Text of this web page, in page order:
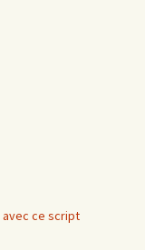
avec ce script